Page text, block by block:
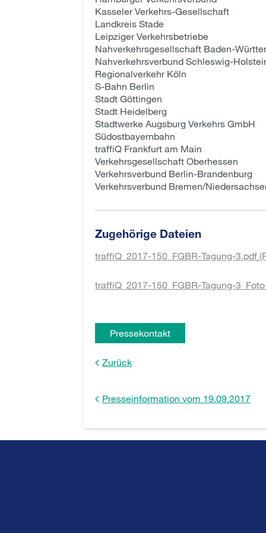
Kasseler Verkehrs-Gesellschaft
Landkreis Stade
Leipziger Verkehrsbetriebe
Nahverkehrsgesellschaft Baden-
Nahverkehrsverbund Schleswig-
Regionalverkehr Köln
S-Bahn Berlin
Stadt Göttingen
Stadt Heidelberg
Stadtwerke Augsburg Verkehrs GmbH
Südostbayernbahn
traffiQ Frankfurt am Main
Verkehrsgesellschaft Oberhessen
Verkehrsverbund Berlin-Brandenburg
Verkehrsverbund Bremen/
Zugehörige Dateien
traffiQ_2017-150_FGBR-Tagung-3.pdf
traffiQ_2017-150_FGBR-Tagung-
Pressekontakt
Zurück
Presseinformation vom 19.09.2017